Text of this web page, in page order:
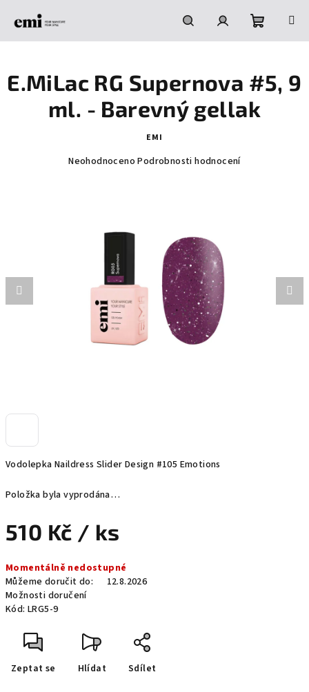
HledatPřihlášeníNákupní
košík
Vodolepka Naildress Slider Design #105 Emotions
Položka byla vyprodána…
510 Kč / ks
cena:
Momentálně nedostupné
Můžeme doručit do:
12.8.2026
Možnosti doručení
Kód: LRG5-9
Zeptat se Hlídat Sdílet
E.MiLac RG Supernova #5, 9
ml. - Barevný gellak
EMI
Průměrné
Neohodnoceno Podrobnosti hodnocení